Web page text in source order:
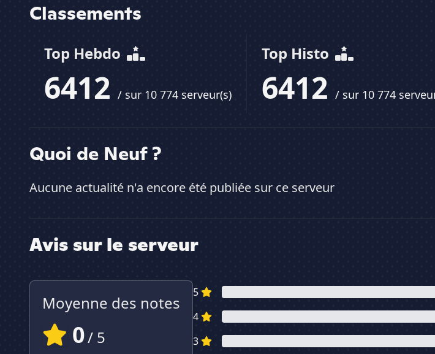
Classements
Top Hebdo
6412 / sur 10 774 serveur(s)
Top Histo
6412 / sur 10 774
Quoi de Neuf ?
Aucune actualité n'a encore été publiée sur ce serveur
Avis sur le serveur
Moyenne des notes
0/ 5
5
4
3